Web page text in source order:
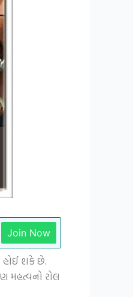
Join Now
હોઈ શકે છે.
મહત્વનો રોલ